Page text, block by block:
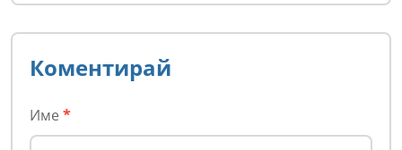
Коментирай
Име *